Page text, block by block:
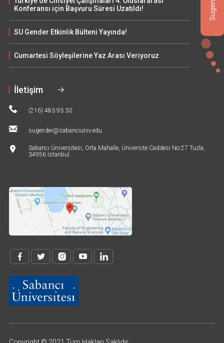
Konferansı için Başvuru Süresi Uzatıldı!
SU Gender Etkinlik Bülteni Yayında!
Cumartesi Söyleşilerine Yaz Arası Veriyoruz
İletişim
(216) 483 93 30
sugender@sabanciuniv.edu
Sabancı Üniversitesi, Orta Mahalle, Üniversite Caddesi No:27 Tuzla,
34956 İstanbul